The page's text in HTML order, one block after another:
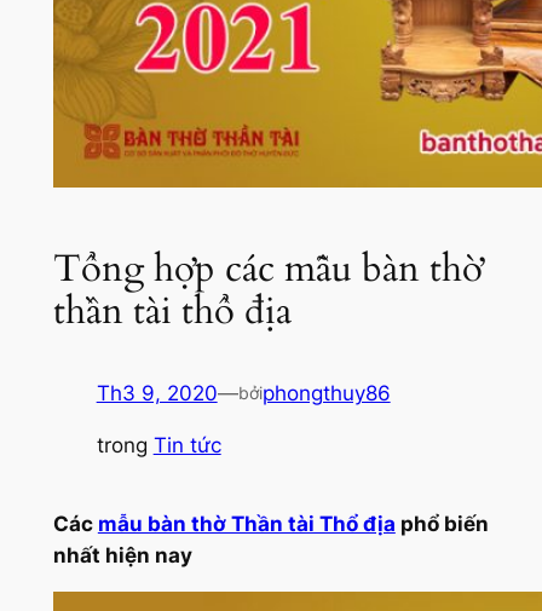
Tổng hợp các mẫu bàn thờ
thần tài thổ địa
Th3 9, 2020—bởiphongthuy86
trong Tin tức
Các mẫu bàn thờ Thần tài Thổ địa phổ biến
nhất hiện nay